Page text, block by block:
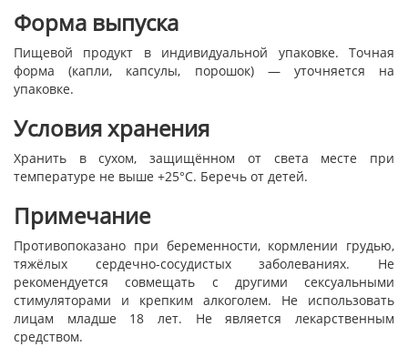
Форма выпуска
Пищевой продукт в индивидуальной упаковке. Точная
форма (капли, капсулы, порошок) — уточняется на
упаковке.
Условия хранения
Хранить в сухом, защищённом от света месте при
температуре не выше +25°C. Беречь от детей.
Примечание
Противопоказано при беременности, кормлении грудью,
тяжёлых сердечно-сосудистых заболеваниях. Не
рекомендуется совмещать с другими сексуальными
стимуляторами и крепким алкоголем. Не использовать
лицам младше 18 лет. Не является лекарственным
средством.